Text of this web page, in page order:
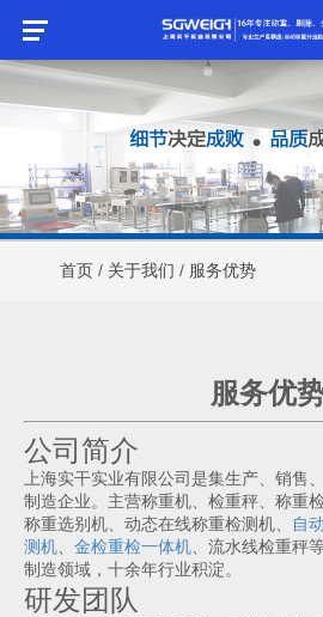
首页 / 关于我们 / 服务优势
服务优
公司简介
上海实干实业有限公司是集生产、销售
制造企业。主营称重机、检重秤、称重
称重选别机、动态在线称重检测机、
自
测机
金检重检一体机 、流水线检重秤
制造领域，十余年行业积淀。
研发团队